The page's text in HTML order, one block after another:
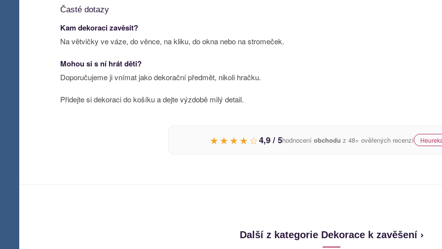
Časté dotazy
Kam dekoraci zavěsit?
Na větvičky ve váze, do věnce, na kliku, do okna nebo na stromeček.
Mohou si s ní hrát děti?
Doporučujeme ji vnímat jako dekorační předmět, nikoli hračku.
Přidejte si dekoraci do košíku a dejte výzdobě milý detail.
★★★★☆4,9 / 5hodnocení obchodu z 48+ ověřených recenzí
Další z kategorie Dekorace k zavěšení ›